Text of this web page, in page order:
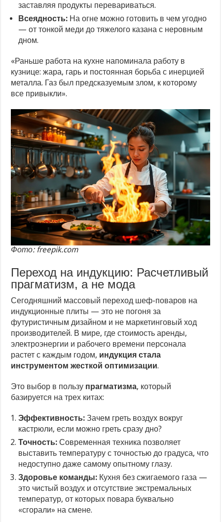
заставляя продукты перевариваться.
Всеядность: На огне можно готовить в чем угодно
— от тонкой меди до тяжелого казана с неровным
дном.
«Раньше работа на кухне напоминала работу в
кузнице: жара, гарь и постоянная борьба с инерцией
металла. Газ был предсказуемым злом, к которому
все привыкли».
Фото: freepik.com
Переход на индукцию: Расчетливый
прагматизм, а не мода
Сегодняшний массовый переход шеф-поваров на
индукционные плиты — это не погоня за
футуристичным дизайном и не маркетинговый ход
производителей. В мире, где стоимость аренды,
электроэнергии и рабочего времени персонала
растет с каждым годом, индукция стала
инструментом жесткой оптимизации.
Это выбор в пользу прагматизма, который
базируется на трех китах:
Эффективность: Зачем греть воздух вокруг
кастрюли, если можно греть сразу дно?
Точность: Современная техника позволяет
выставить температуру с точностью до градуса, что
недоступно даже самому опытному глазу.
Здоровье команды: Кухня без сжигаемого газа —
это чистый воздух и отсутствие экстремальных
температур, от которых повара буквально
«сгорали» на смене.